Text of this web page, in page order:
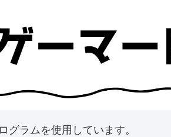
ラムを使用しています。